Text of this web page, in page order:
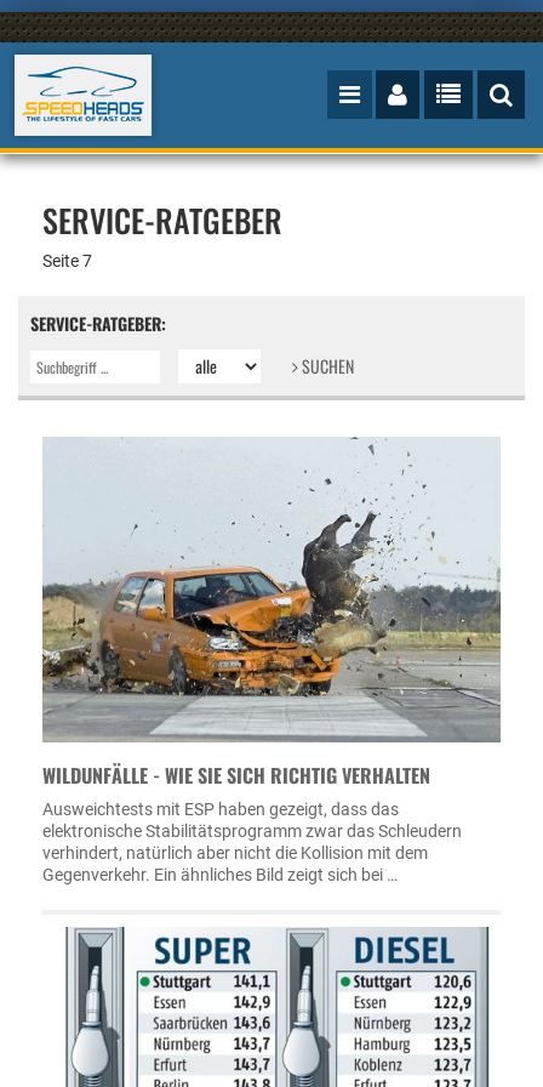
SERVICE-RATGEBER
Seite 7
SERVICE-RATGEBER:
SUCHEN
WILDUNFÄLLE - WIE SIE SICH RICHTIG VERHALTEN
Ausweichtests mit ESP haben gezeigt, dass das
elektronische Stabilitätsprogramm zwar das Schleudern
verhindert, natürlich aber nicht die Kollision mit dem
Gegenverkehr. Ein ähnliches Bild zeigt sich bei …